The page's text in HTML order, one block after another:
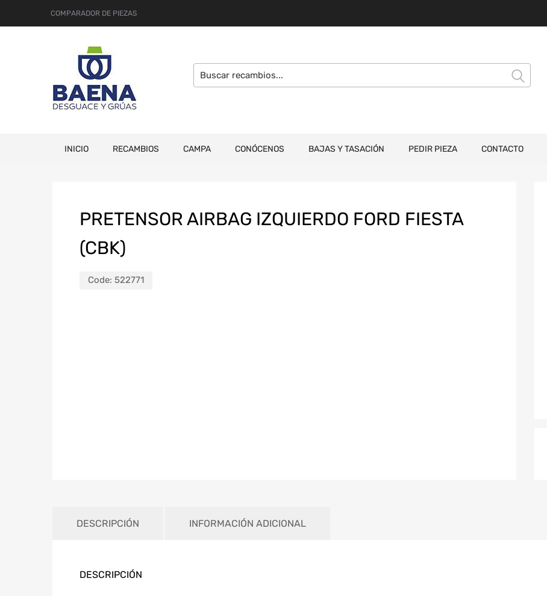
COMPARADOR DE PIEZAS
INICIO RECAMBIOS CAMPA CONÓCENOS BAJAS Y TASACIÓN PEDIR PIEZA CONTACTO
PRETENSOR AIRBAG IZQUIERDO FORD FIESTA
(CBK)
Code: 522771
DESCRIPCIÓN INFORMACIÓN ADICIONAL
DESCRIPCIÓN